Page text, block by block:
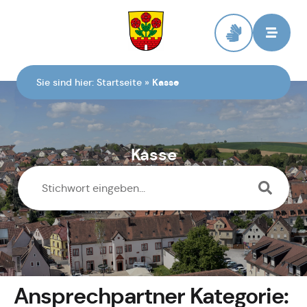
Sie sind hier: Startseite » Kasse
Kasse
Ansprechpartner Kategorie: